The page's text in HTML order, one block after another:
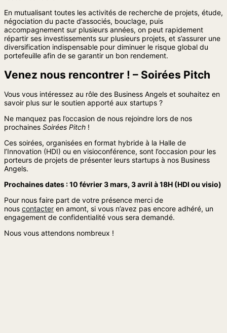
En mutualisant toutes les activités de recherche de projets, étude,
négociation du pacte d’associés, bouclage, puis
accompagnement sur plusieurs années, on peut rapidement
répartir ses investissements sur plusieurs projets, et s’assurer une
diversification indispensable pour diminuer le risque global du
portefeuille afin de se garantir un bon rendement.
Venez nous rencontrer ! – Soirées Pitch
Vous vous intéressez au rôle des Business Angels et souhaitez en
savoir plus sur le soutien apporté aux startups ?
Ne manquez pas l’occasion de nous rejoindre lors de nos
prochaines Soirées Pitch !
Ces soirées, organisées en format hybride à la Halle de
l’Innovation (HDI) ou en visioconférence, sont l’occasion pour les
porteurs de projets de présenter leurs startups à nos Business
Angels.
Prochaines dates : 10 février 3 mars, 3 avril à 18H (HDI ou visio)
Pour nous faire part de votre présence merci de
nous contacter en amont, si vous n’avez pas encore adhéré, un
engagement de confidentialité vous sera demandé.
Nous vous attendons nombreux !